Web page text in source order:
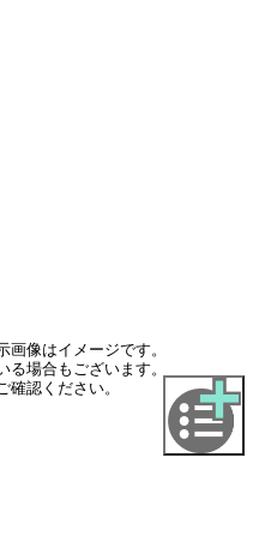
画像はイメージです。
る場合もございます。
確認ください。